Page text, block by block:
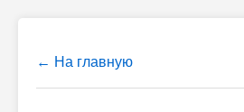
← На главную